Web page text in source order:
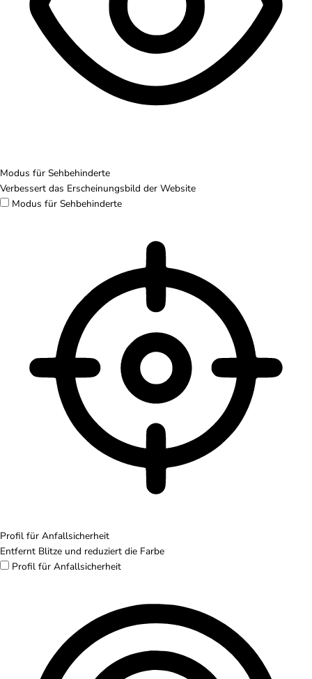
Modus für Sehbehinderte
Verbessert das Erscheinungsbild der Website
Modus für Sehbehinderte
Profil für Anfallsicherheit
Entfernt Blitze und reduziert die Farbe
Profil für Anfallsicherheit